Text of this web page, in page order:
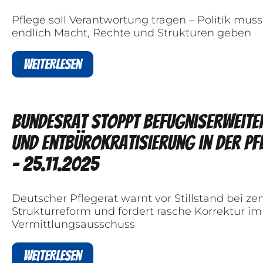
Pflege soll Verantwortung tragen – Politik
endlich Macht, Rechte und Strukturen geben
Weiterlesen
Bundesrat stoppt
und Entbürokratisierung in der
- 25.11.2025
Deutscher Pflegerat warnt vor Stillstand bei
Strukturreform und fordert rasche Korrektur im
Vermittlungsausschuss
Weiterlesen